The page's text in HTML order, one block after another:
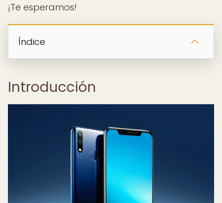
¡Te esperamos!
Índice
Introducción